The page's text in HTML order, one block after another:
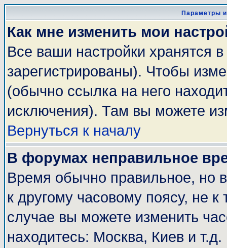
Параметры
Как мне изменить мои
Все ваши настройки хранятся
зарегистрированы). Чтобы
(обычно ссылка на него
исключения). Там вы можете
Вернуться к началу
В форумах неправильное
Время обычно правильное, но
к другому часовому поясу, не
случае вы можете изменить
находитесь: Москва, Киев и